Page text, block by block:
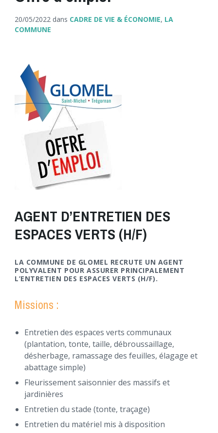
20/05/2022 dans CADRE DE VIE & ÉCONOMIE, LA
COMMUNE
AGENT D’ENTRETIEN DES
ESPACES VERTS (H/F)
LA COMMUNE DE GLOMEL RECRUTE UN AGENT
POLYVALENT POUR ASSURER PRINCIPALEMENT
L’ENTRETIEN DES ESPACES VERTS (H/F).
Missions :
Entretien des espaces verts communaux
(plantation, tonte, taille, débroussaillage,
désherbage, ramassage des feuilles, élagage et
abattage simple)
Fleurissement saisonnier des massifs et
jardinières
Entretien du stade (tonte, traçage)
Entretien du matériel mis à disposition